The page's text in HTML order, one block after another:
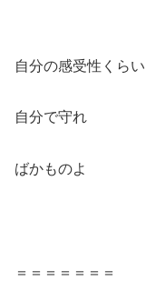
自分の感受性くらい
自分で守れ
ばかものよ
＝＝＝＝＝＝＝